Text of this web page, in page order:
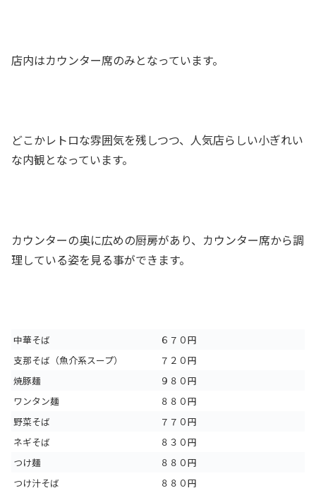
店内はカウンター席のみとなっています。
どこかレトロな雰囲気を残しつつ、人気店らしい小ぎれい
な内観となっています。
カウンターの奥に広めの厨房があり、カウンター席から調
理している姿を見る事ができます。
中華そば
６７０円
支那そば（魚介系スープ）
７２０円
焼豚麺
９８０円
ワンタン麺
８８０円
野菜そば
７７０円
ネギそば
８３０円
つけ麺
８８０円
つけ汁そば
８８０円